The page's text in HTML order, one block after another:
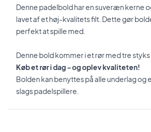
Denne padelbold har en suveræn kerne
lavet af et høj-kvalitets filt. Dette gør
perfekt at spille med.
Denne bold kommer i et rør med tre
Køb et rør i dag - og oplev kvaliteten!
Bolden kan benyttes på alle underlag og
slags padelspillere.